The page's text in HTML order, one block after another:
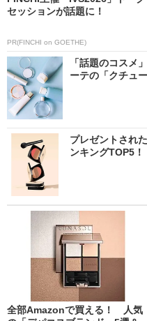
セッションが話題に！
PR(FINCHI on GOETHE)
「話題のコス
ーテの「クチュ
プレゼントされ
ンキングTOP5
全部Amazonで買える！ 人気